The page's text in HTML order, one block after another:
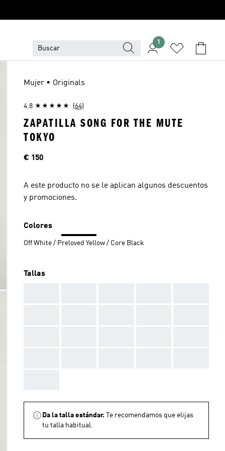
1
Mujer • Originals
4.8 (64)
ZAPATILLA SONG FOR THE MUTE
TOKYO
Precio
€ 150
A este producto no se le aplican algunos descuentos
y promociones.
Colores
Off White / Preloved Yellow / Core Black
Tallas
Da la talla estándar.
Te recomendamos que elijas
tu talla habitual.